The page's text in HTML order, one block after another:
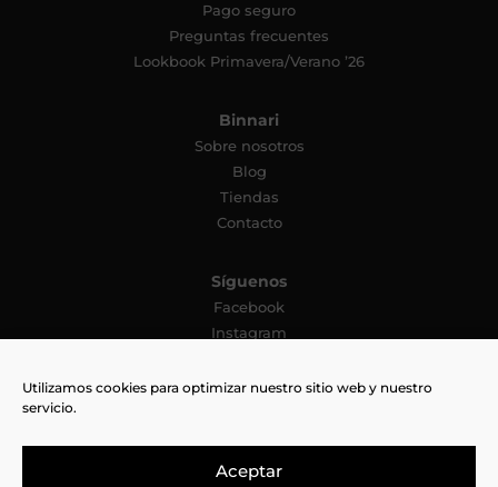
Utilizamos cookies para optimizar nuestro sitio web y nuestro
servicio.
Aceptar
Pago seguro
Preguntas frecuentes
Lookbook Primavera/Verano ’26
Binnari
Sobre nosotros
Blog
Tiendas
Contacto
Síguenos
Facebook
Instagram
Pinterest